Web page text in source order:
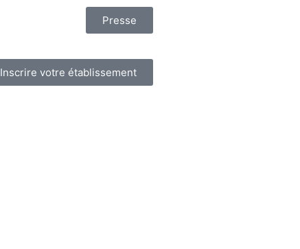
Presse
Inscrire votre établissement